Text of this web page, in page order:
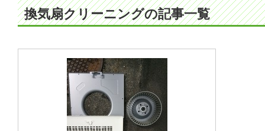
換気扇クリーニングの記事一覧